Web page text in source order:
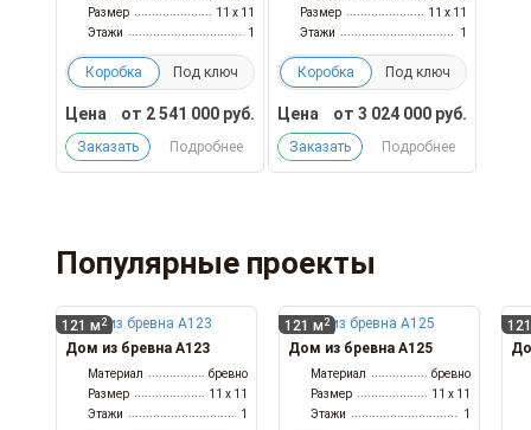
Размер
11 x 11
Этажи
1
Коробка Под ключ
Цена от 2 541 000руб.
Заказать Подробнее
Размер
11 x 11
Этажи
1
Коробка Под ключ
Цена от 3 024 000руб.
Заказать Подробнее
Популярные проекты
121 м 2
Дом из бревна А123
Материал
бревно
Размер
11 x 11
Этажи
1
121 м 2
Дом из бревна А125
Материал
бревно
Размер
11 x 11
Этажи
1